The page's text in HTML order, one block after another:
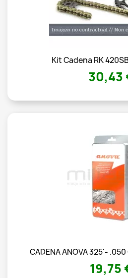
Kit Cadena RK
30,43
CADENA ANOVA 325'-
19,75